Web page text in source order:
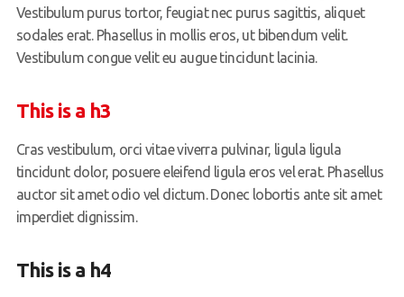
Vestibulum purus tortor, feugiat nec purus sagittis, aliquet
sodales erat. Phasellus in mollis eros, ut bibendum velit.
Vestibulum congue velit eu augue tincidunt lacinia.
This is a h3
Cras vestibulum, orci vitae viverra pulvinar, ligula ligula
tincidunt dolor, posuere eleifend ligula eros vel erat. Phasellus
auctor sit amet odio vel dictum. Donec lobortis ante sit amet
imperdiet dignissim.
This is a h4